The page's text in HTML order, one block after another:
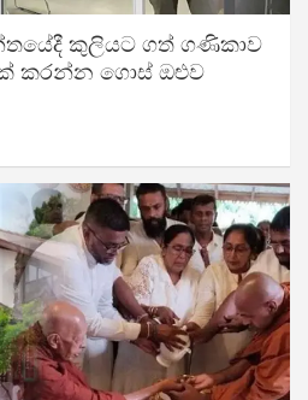
කුලියට ගත් ගණිකාව
කරන්න ගොස් ඔළුව